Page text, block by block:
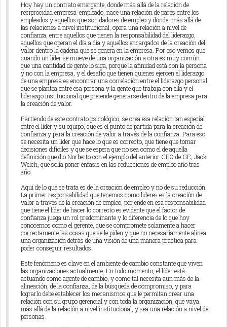
Hoy hay un contrato emergente, donde más allá de la relación de
reciprocidad empresa-empleado, nace una relación de pares entre los
empleados y aquellos que son dadores de empleo y donde, más allá de
las relaciones a nivel institucional, opera una relación a nivel de
confianza, entre aquellos que tienen la responsabilidad del liderazgo,
aquellos que operan el día a día y aquellos encargados de la creación del
valor dentro la cadena que se genera en la empresa. Por eso vemos que
cuando un líder se mueve de una organización a otra es muy común
que una cantidad de gente lo siga, porque la afinidad está con la persona
y no con la empresa, y el desafío que tienen quienes ejercen el liderazgo
de una empresa es encontrar una correlación entre el liderazgo personal
que se plantea entre esa persona y la gente que trabaja con ella y el
liderazgo institucional que pretende generarse dentro de la empresa para
la creación de valor.
Partiendo de este contrato psicológico, se crea esa relación tan especial
entre el líder y su equipo, que es el punto de partida para la creación de
confianza y para la creación de valor a través de la confianza. Para eso
se necesita un líder que hace lo que es correcto, que tiene que tomar
decisiones difíciles y que se espera que no sea como el de aquella
definición que dio Norberto con el ejemplo del anterior CEO de GE, Jack
Welch, que solía poner énfasis en las reducciones de empleo año tras
año.
Aquí de lo que se trata es de la creación de empleo y no de su reducción.
La primer responsabilidad que tenemos como lideres es la creación de
valor a través de la creación de empleo, por ende en esa responsabilidad
que tiene el líder de hacer lo correcto es evidente que el factor de
confianza juega un rol predominante y lo diferencia de lo que hoy
conocemos como el gerente, que se compromete solamente a hacer
correctamente las cosas que se le piden y que no necesariamente alinea
una organización detrás de una visión de una manera práctica para
poder conseguir resultados.
Este fenómeno es clave en el ambiente de cambio constante que viven
las organizaciones actualmente. En todo momento, el líder está
actuando como agente de cambio, y como tal necesita aun más de la
alineación, de la confianza, de la búsqueda de compromiso, y para
lograrlo debe establecer los mecanismos que le permitan crear una
relación con su grupo gerencial y con toda la organización, que vaya
más allá de la relación a nivel institucional, y sea una relación a nivel de
personas.